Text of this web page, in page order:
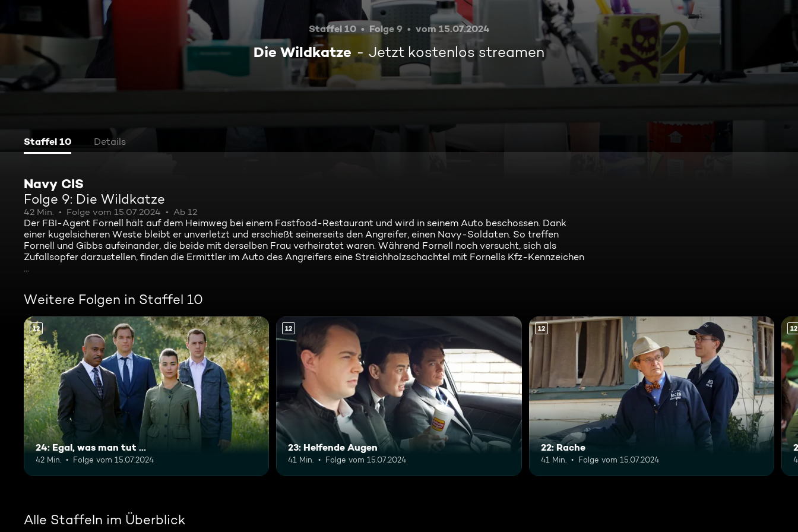
Staffel 10 Folge 9 vom 15.07.2024
Die Wildkatze Jetzt kostenlos streamen
Staffel 10 Details
Navy CIS
Folge 9: Die Wildkatze
42 Min. Folge vom 15.07.2024 Ab 12
Der FBI-Agent Fornell hält auf dem Heimweg bei einem Fastfood-Restaurant und wird in seinem Auto beschossen. Dank
einer kugelsicheren Weste bleibt er unverletzt und erschießt seinerseits den Angreifer, einen Navy-Soldaten. So treffen
Fornell und Gibbs aufeinander, die beide mit derselben Frau verheiratet waren. Während Fornell noch versucht, sich als
Zufallsopfer darzustellen, finden die Ermittler im Auto des Angreifers eine Streichholzschachtel mit Fornells Kfz-Kennzeichen
...
Weitere Folgen in Staffel 10
12
24: Egal, was man tut ...
42 Min. Folge vom 15.07.2024
12
23: Helfende Augen
41 Min. Folge vom 15.07.2024
12
22: Rache
41 Min. Folge vom 15.07.2024
12
Alle Staffeln im Überblick